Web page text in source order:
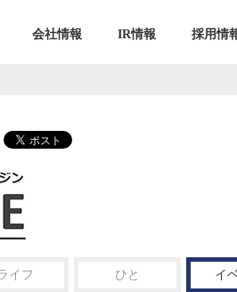
会社情報 IR情報 採用情
イフ ひと イ